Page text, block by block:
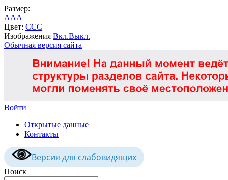
Размер:
AAA
Цвет: CCC
Изображения Вкл.Выкл.
Обычная версия сайта
Войти
Открытые данные
Контакты
Версия для слабовидящих
Поиск